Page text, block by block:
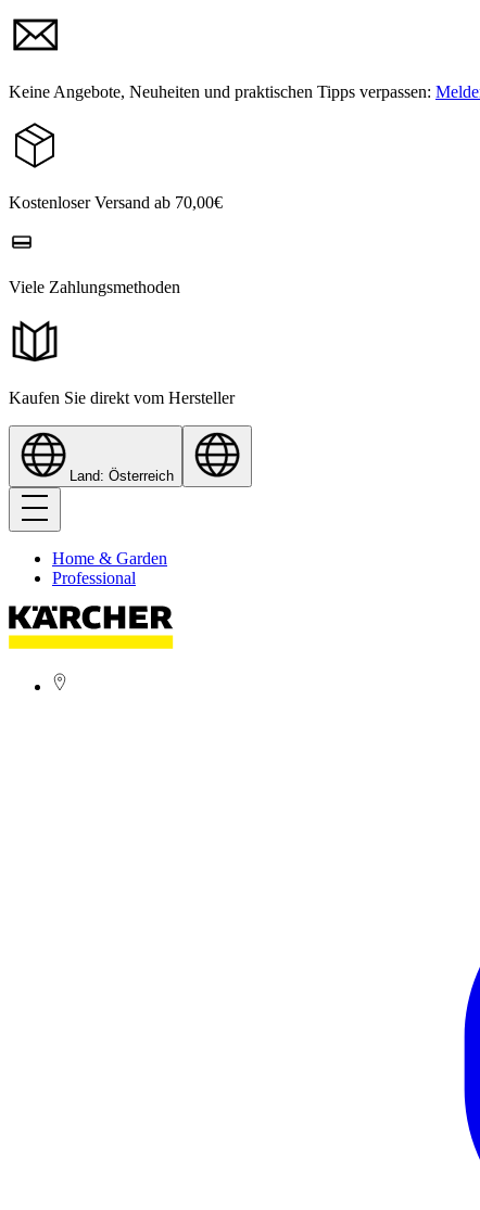
Keine Angebote, Neuheiten und praktischen Tipps verpassen:
Kostenloser Versand ab 70,00€
Viele Zahlungsmethoden
Kaufen Sie direkt vom Hersteller
Land: Österreich
Home & Garden
Professional